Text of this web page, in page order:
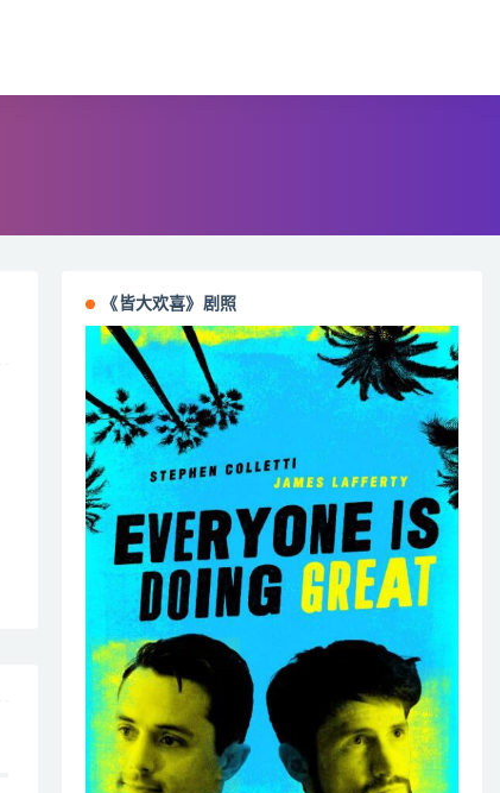
《皆大欢喜》剧照